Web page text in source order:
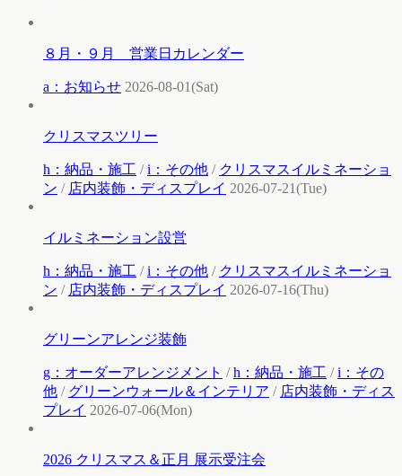
８月・９月 営業日カレンダー
a：お知らせ 2026-08-01(Sat)
クリスマスツリー
h：納品・施工 /i：その他 / クリスマスイルミネーショ
ン / 店内装飾・ディスプレイ 2026-07-21(Tue)
イルミネーション設営
h：納品・施工 /i：その他 / クリスマスイルミネーショ
ン / 店内装飾・ディスプレイ 2026-07-16(Thu)
グリーンアレンジ装飾
g：オーダーアレンジメント /h：納品・施工 /i：その
他 / グリーンウォール＆インテリア / 店内装飾・ディス
プレイ 2026-07-06(Mon)
2026 クリスマス＆正月 展示受注会